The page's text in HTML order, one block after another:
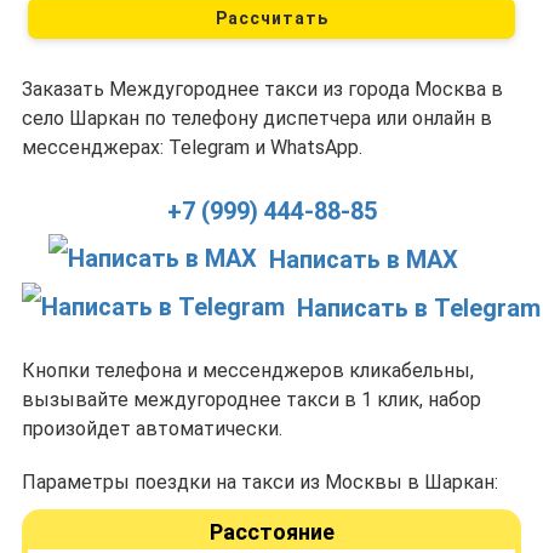
Рассчитать
Заказать Междугороднее такси из города Москва в
село Шаркан по телефону диспетчера или онлайн в
мессенджерах: Telegram и WhatsApp.
+7 (999) 444-88-85
Написать в MAX
Написать в Telegram
Кнопки телефона и мессенджеров кликабельны,
вызывайте междугороднее такси в 1 клик, набор
произойдет автоматически.
Параметры поездки на такси из Москвы в Шаркан:
Расстояние